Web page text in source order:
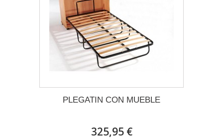
PLEGATIN CON MUEBLE
325,95 €